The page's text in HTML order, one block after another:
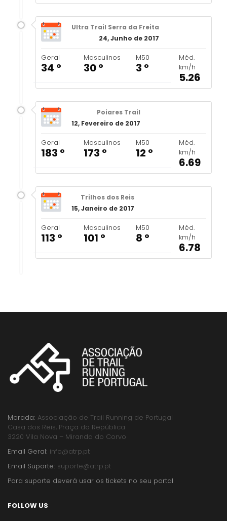
Ultra Trail Serra da Freita
24, Junho de 2017
Geral
34 º
Masculinos
30 º
M50
3 º
Méd.
km/h
5.26
Poiares Trail
12, Fevereiro de 2017
Geral
183 º
Masculinos
173 º
M50
12 º
Méd.
km/h
6.69
Trilhos dos Reis
15, Janeiro de 2017
Geral
113 º
Masculinos
101 º
M50
8 º
Méd.
km/h
6.78
Morada: Associação de Trail Running de Portugal
Casa dos Reis, Praça da República
3220 Vila Nova – Miranda do Corvo
Email Geral: info@atrp.pt
Email Suporte: suporte@atrp.pt
Para suporte deverá usar os tickets no seu portal
FOLLOW US